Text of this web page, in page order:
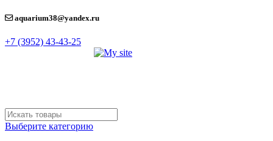
aquarium38@yandex.ru
+7 (3952) 43-43-25
Выберите категорию